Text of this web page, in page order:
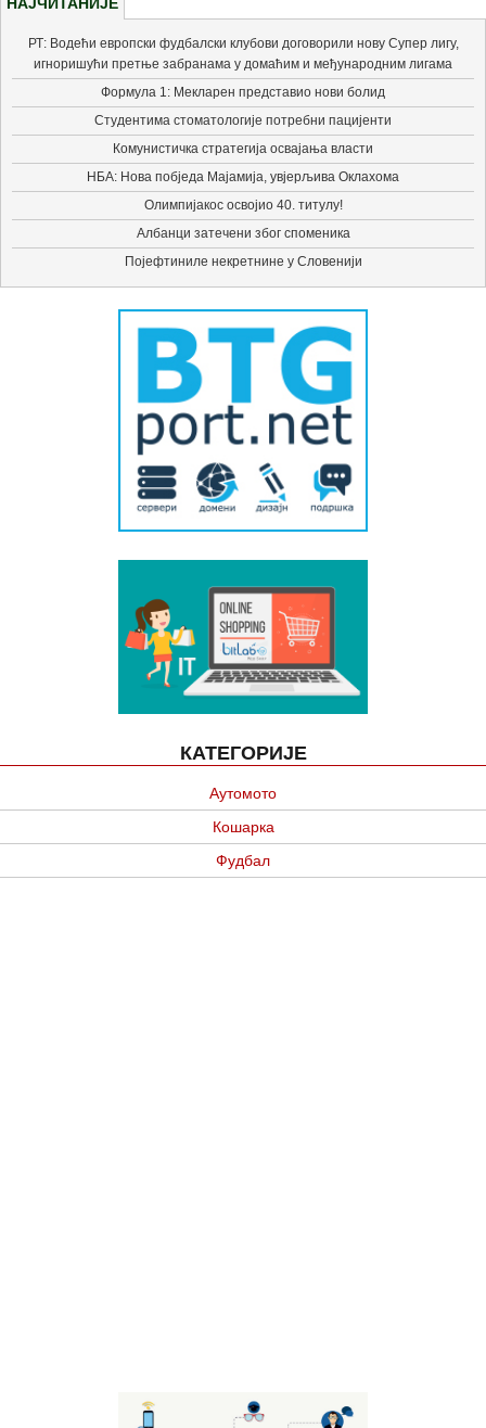
НАЈЧИТАНИЈЕ
РТ: Водећи европски фудбалски клубови договорили нову Супер лигу,
игноришући претње забранама у домаћим и међународним лигама
Формула 1: Мекларен представио нови болид
Студентима стоматологије потребни пацијенти
Комунистичка стратегија освајања власти
НБА: Нова побједа Мајамија, увјерљива Оклахома
Олимпијакос освојио 40. титулу!
Албанци затечени због споменика
Појефтиниле некретнине у Словенији
КАТЕГОРИЈЕ
Аутомото
Кошарка
Фудбал